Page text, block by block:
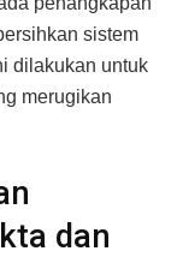
sistem
dilakukan untuk
merugikan
dan